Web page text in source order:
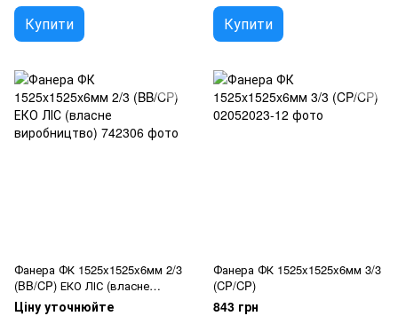
Купити Купити
Фанера ФК 1525x1525x6мм 2/3
(BB/CP) ЕКО ЛІС (власне
виробництво)
Ціну уточнюйте
Фанера ФК 1525x1525x6мм 3/3
(CP/CP)
843 грн